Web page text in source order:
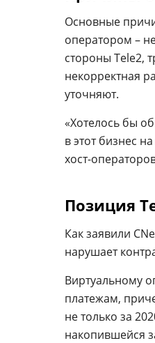
Основные
оператором –
стороны Tele2,
некорректная
уточняют.
«Хотелось бы
в этот бизнес
хост-
Позиция
Как заявили
нарушает
Виртуальному
платежам,
не только за
накопившейся